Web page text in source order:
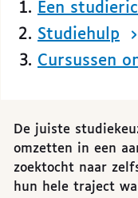
Een
Studiehulp
Cursussen
De juiste
omzetten in een
zoektocht naar
hun hele traject